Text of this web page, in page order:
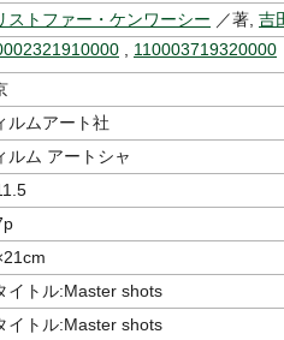
ストファー・ケンワーシー ／著, 吉
110003719320000
ルムアート社
ルム アートシャ
イトル:Master shots
イトル:Master shots